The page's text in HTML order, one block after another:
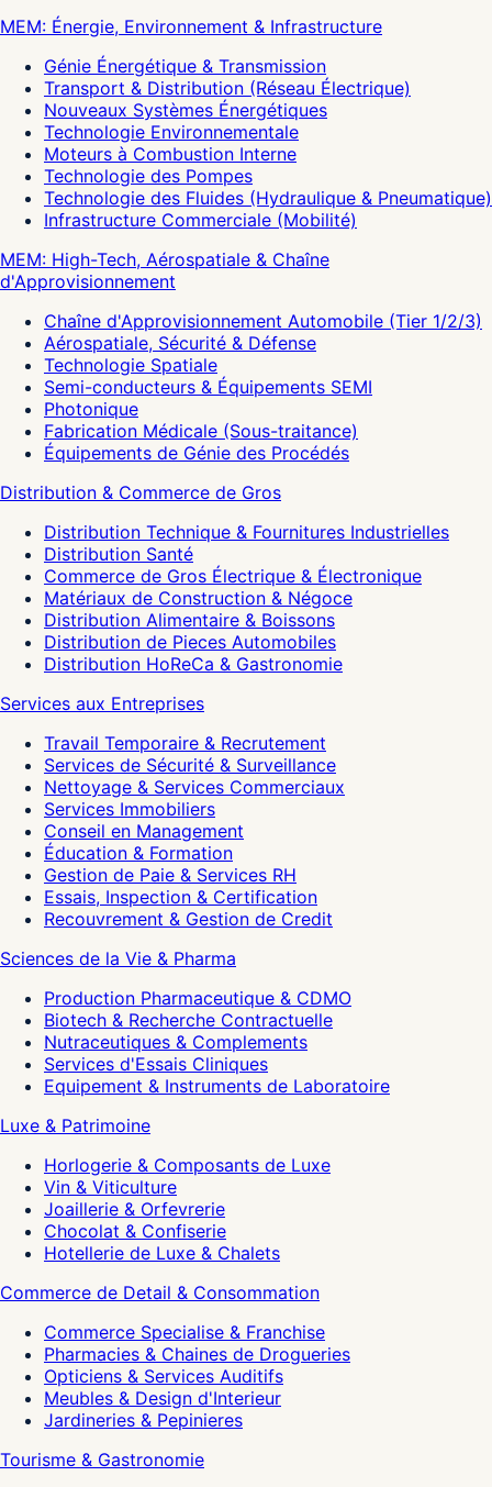
MEM: Énergie, Environnement & Infrastructure
Génie Énergétique & Transmission
Transport & Distribution (Réseau Électrique)
Nouveaux Systèmes Énergétiques
Technologie Environnementale
Moteurs à Combustion Interne
Technologie des Pompes
Technologie des Fluides (Hydraulique & Pneumatique)
Infrastructure Commerciale (Mobilité)
MEM: High-Tech, Aérospatiale & Chaîne
d'Approvisionnement
Chaîne d'Approvisionnement Automobile (Tier 1/2/3)
Aérospatiale, Sécurité & Défense
Technologie Spatiale
Semi-conducteurs & Équipements SEMI
Photonique
Fabrication Médicale (Sous-traitance)
Équipements de Génie des Procédés
Distribution & Commerce de Gros
Distribution Technique & Fournitures Industrielles
Distribution Santé
Commerce de Gros Électrique & Électronique
Matériaux de Construction & Négoce
Distribution Alimentaire & Boissons
Distribution de Pieces Automobiles
Distribution HoReCa & Gastronomie
Services aux Entreprises
Travail Temporaire & Recrutement
Services de Sécurité & Surveillance
Nettoyage & Services Commerciaux
Services Immobiliers
Conseil en Management
Éducation & Formation
Gestion de Paie & Services RH
Essais, Inspection & Certification
Recouvrement & Gestion de Credit
Sciences de la Vie & Pharma
Production Pharmaceutique & CDMO
Biotech & Recherche Contractuelle
Nutraceutiques & Complements
Services d'Essais Cliniques
Equipement & Instruments de Laboratoire
Luxe & Patrimoine
Horlogerie & Composants de Luxe
Vin & Viticulture
Joaillerie & Orfevrerie
Chocolat & Confiserie
Hotellerie de Luxe & Chalets
Commerce de Detail & Consommation
Commerce Specialise & Franchise
Pharmacies & Chaines de Drogueries
Opticiens & Services Auditifs
Meubles & Design d'Interieur
Jardineries & Pepinieres
Tourisme & Gastronomie